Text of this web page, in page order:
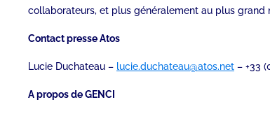
collaborateurs, et plus généralement au plus grand
Contact presse Atos
Lucie Duchateau – lucie.duchateau@atos.net – +33
A propos de GENCI